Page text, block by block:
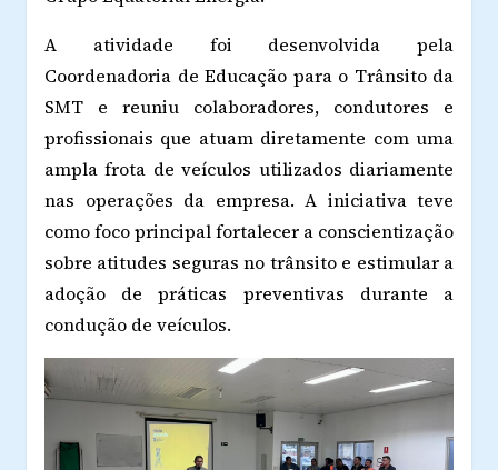
A atividade foi desenvolvida pela
Coordenadoria de Educação para o Trânsito da
SMT e reuniu colaboradores, condutores e
profissionais que atuam diretamente com uma
ampla frota de veículos utilizados diariamente
nas operações da empresa. A iniciativa teve
como foco principal fortalecer a conscientização
sobre atitudes seguras no trânsito e estimular a
adoção de práticas preventivas durante a
condução de veículos.